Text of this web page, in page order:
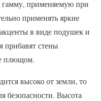
гамму, применяемую при
применять яркие
в виде подушек и
прибавят стены
плющом.
высоко от земли, то
безопасности. Высота